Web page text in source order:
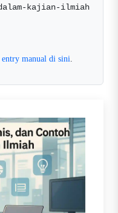
manual di sini.